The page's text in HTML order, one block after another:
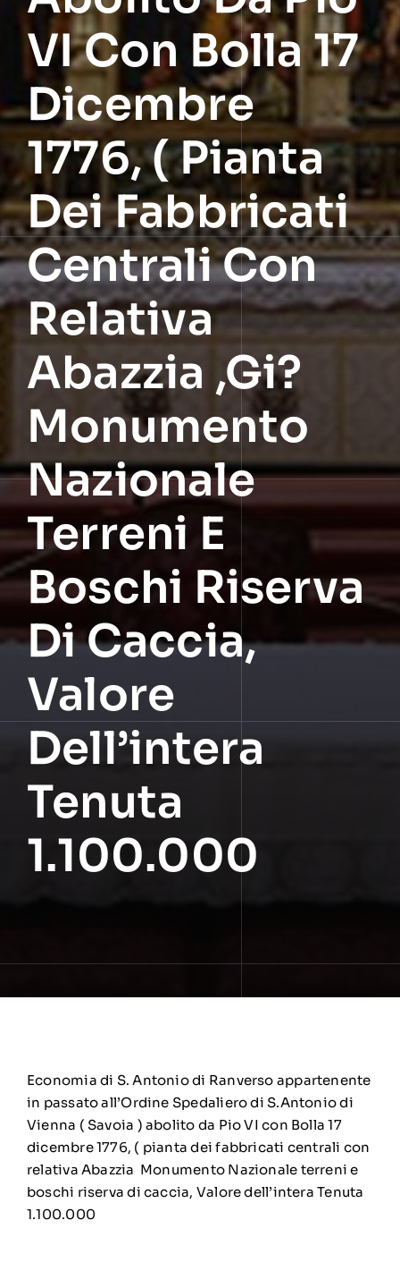
VI Con Bolla 17
Dicembre
1776, ( Pianta
Dei Fabbricati
Centrali Con
Relativa
Abazzia ,gi?
Monumento
Nazionale
Terreni E
Boschi Riserva
Di Caccia,
Valore
Dell’intera
Tenuta
1.100.000
Economia di S. Antonio di Ranverso appartenente
in passato all’Ordine Spedaliero di S.Antonio di
Vienna ( Savoia ) abolito da Pio VI con Bolla 17
dicembre 1776, ( pianta dei fabbricati centrali con
relativa Abazzia Monumento Nazionale terreni e
boschi riserva di caccia, Valore dell’intera Tenuta
1.100.000